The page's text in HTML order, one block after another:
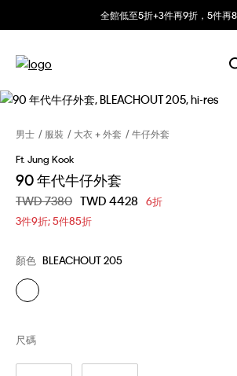
全館低至5折+3件再9折，5件再
男士 服裝 大衣 + 外套
牛仔外套
Ft. Jung Kook
90 年代牛仔外套
價格扣減從
TWD 7380 至
TWD 4428
6折
3件9折; 5件85折
顏色 BLEACHOUT 205
尺碼